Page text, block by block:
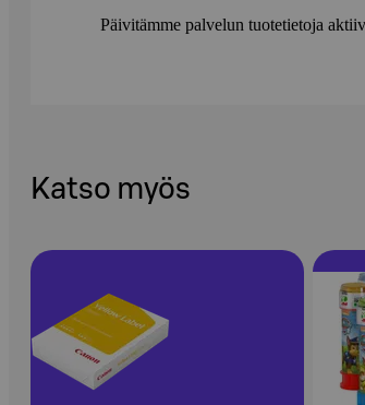
Päivitämme palvelun tuotetietoja
Katso myös